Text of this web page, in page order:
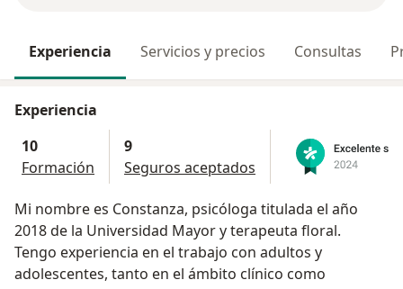
Experiencia Servicios y precios Consultas
Experiencia
10
Formación
9
Seguros aceptados
Mi nombre es Constanza, psicóloga titulada el año
2018 de la Universidad Mayor y terapeuta floral.
Tengo experiencia en el trabajo con adultos y
adolescentes, tanto en el ámbito clínico como